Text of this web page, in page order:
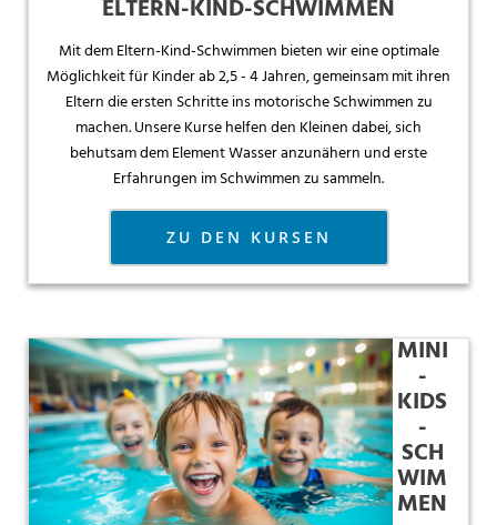
ELTERN-KIND-SCHWIMMEN
Mit dem Eltern-Kind-Schwimmen bieten wir eine optimale
Möglichkeit für Kinder ab 2,5 - 4 Jahren, gemeinsam mit ihren
Eltern die ersten Schritte ins motorische Schwimmen zu
machen. Unsere Kurse helfen den Kleinen dabei, sich
behutsam dem Element Wasser anzunähern und erste
Erfahrungen im Schwimmen zu sammeln.
ZU DEN KURSEN
MINI
-
KIDS
-
SCH
WIM
MEN